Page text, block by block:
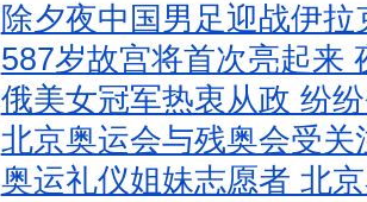
除夕夜中国男足迎战伊
587岁故宫将首次亮起来
俄美女冠军热衷从政 纷
北京奥运会与残奥会受
奥运礼仪姐妹志愿者 北